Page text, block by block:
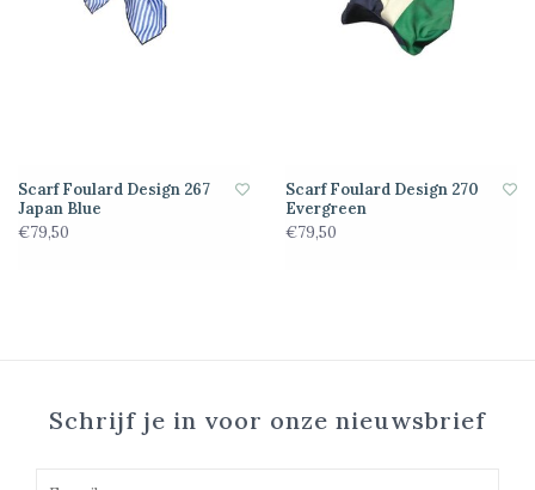
Scarf Foulard Design 267
Japan Blue
€79,50
Scarf Foulard Design 270
Evergreen
€79,50
Schrijf je in voor onze nieuwsbrief